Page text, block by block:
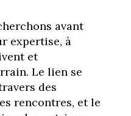
avant
expertise, à
et
Le lien se
des
rencontres, et le